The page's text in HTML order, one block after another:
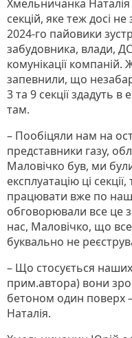
Хмельничанка
секцій, яке теж досі
2024-го пайовики
забудовника, влади,
комунікації компаній.
запевнили, що
3 та 9 секції здадуть в
там.
– Пообіцяли нам на
представники газу,
Маловічко був, ми
експлуатацію ці
працювати вже по
обговорювали все це
нас, Маловічко, що
буквально не
– Що стосується наших
прим.автора) вони
бетоном один поверх
Наталія.